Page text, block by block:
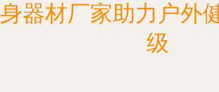
身器材厂家助力户外
级